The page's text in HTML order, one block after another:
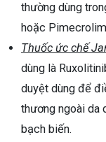
thường dùng
hoặc
Thuốc ức chế
dùng là
duyệt dùng để
thương ngoài da
bạch biến.